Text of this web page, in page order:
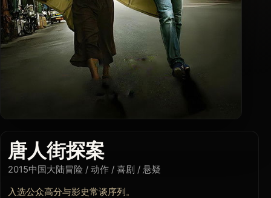
唐人街探案
2015中国大陆冒险 / 动作 / 喜剧 / 悬疑
入选公众高分与影史常谈序列。